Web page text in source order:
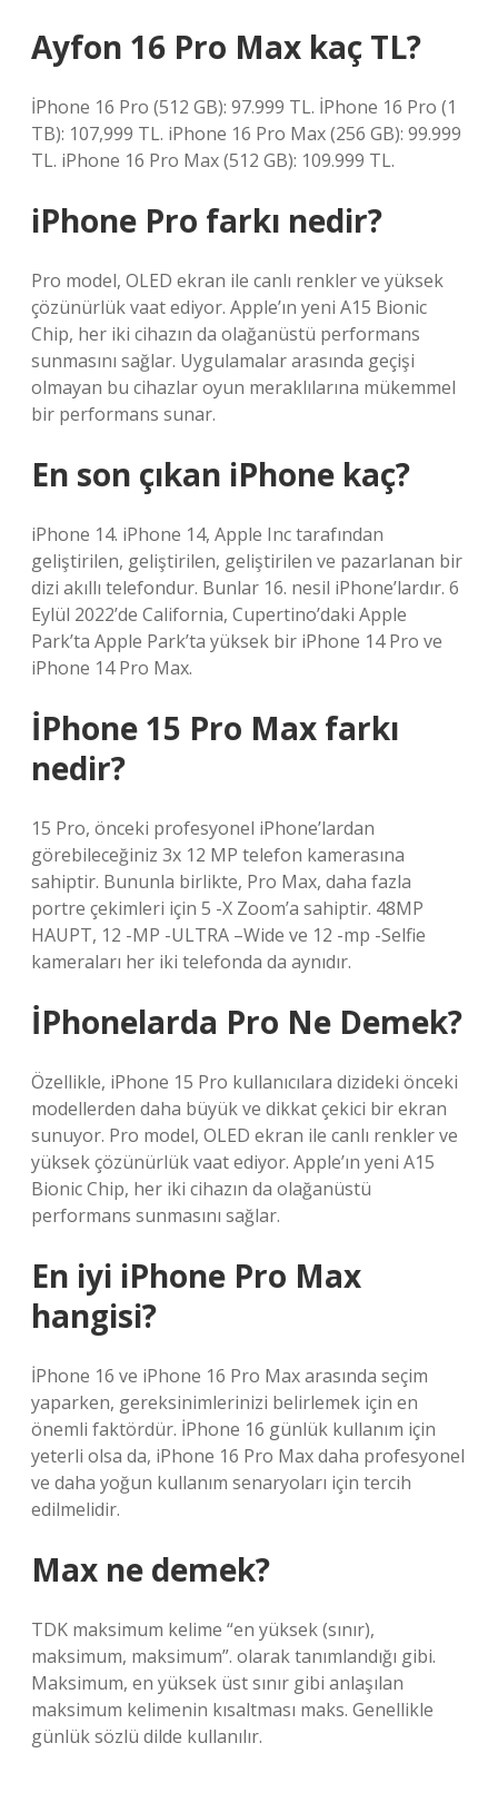
Ayfon 16 Pro Max kaç TL?
İPhone 16 Pro (512 GB): 97.999 TL. İPhone 16 Pro (1
TB): 107,999 TL. iPhone 16 Pro Max (256 GB): 99.999
TL. iPhone 16 Pro Max (512 GB): 109.999 TL.
iPhone Pro farkı nedir?
Pro model, OLED ekran ile canlı renkler ve yüksek
çözünürlük vaat ediyor. Apple’ın yeni A15 Bionic
Chip, her iki cihazın da olağanüstü performans
sunmasını sağlar. Uygulamalar arasında geçişi
olmayan bu cihazlar oyun meraklılarına mükemmel
bir performans sunar.
En son çıkan iPhone kaç?
iPhone 14. iPhone 14, Apple Inc tarafından
geliştirilen, geliştirilen, geliştirilen ve pazarlanan bir
dizi akıllı telefondur. Bunlar 16. nesil iPhone’lardır. 6
Eylül 2022’de California, Cupertino’daki Apple
Park’ta Apple Park’ta yüksek bir iPhone 14 Pro ve
iPhone 14 Pro Max.
İPhone 15 Pro Max farkı
nedir?
15 Pro, önceki profesyonel iPhone’lardan
görebileceğiniz 3x 12 MP telefon kamerasına
sahiptir. Bununla birlikte, Pro Max, daha fazla
portre çekimleri için 5 -X Zoom’a sahiptir. 48MP
HAUPT, 12 -MP -ULTRA –Wide ve 12 -mp -Selfie
kameraları her iki telefonda da aynıdır.
İPhonelarda Pro Ne Demek?
Özellikle, iPhone 15 Pro kullanıcılara dizideki önceki
modellerden daha büyük ve dikkat çekici bir ekran
sunuyor. Pro model, OLED ekran ile canlı renkler ve
yüksek çözünürlük vaat ediyor. Apple’ın yeni A15
Bionic Chip, her iki cihazın da olağanüstü
performans sunmasını sağlar.
En iyi iPhone Pro Max
hangisi?
İPhone 16 ve iPhone 16 Pro Max arasında seçim
yaparken, gereksinimlerinizi belirlemek için en
önemli faktördür. İPhone 16 günlük kullanım için
yeterli olsa da, iPhone 16 Pro Max daha profesyonel
ve daha yoğun kullanım senaryoları için tercih
edilmelidir.
Max ne demek?
TDK maksimum kelime “en yüksek (sınır),
maksimum, maksimum”. olarak tanımlandığı gibi.
Maksimum, en yüksek üst sınır gibi anlaşılan
maksimum kelimenin kısaltması maks. Genellikle
günlük sözlü dilde kullanılır.